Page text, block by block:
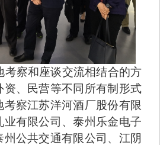
察和座谈交流相结合的方
资、民营等不同所有制形式
考察江苏洋河酒厂股份有限
有限公司、泰州乐金电子
州公共交通有限公司、江阴